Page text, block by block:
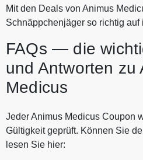
Mit den Deals von Animus
Schnäppchenjäger so richtig auf
FAQs — die
und Antworten zu
Medicus
Jeder Animus Medicus Coupon
Gültigkeit geprüft. Können Sie
lesen Sie hier: